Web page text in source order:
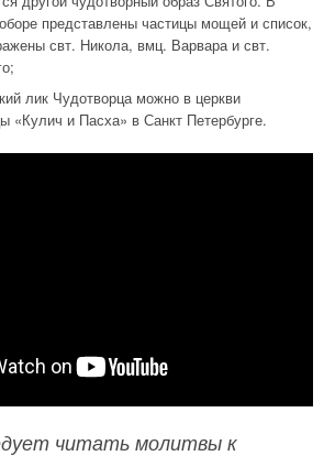
представлены частицы мощей и список,
свт. Никола, вмц. Варвара и свт.
лик Чудотворца можно в церкви
«Кулич и Пасха» в Санкт Петербурге.
читать молитвы к